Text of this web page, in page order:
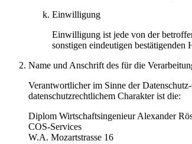
Einwilligung
Einwilligung ist jede von der
sonstigen eindeutigen bestätigenden
Name und Anschrift des für die
Verantwortlicher im Sinne der
datenschutzrechtlichem Charakter ist die:
Diplom Wirtschaftsingenieur Alexander
COS-Services
W.A. Mozartstrasse 16